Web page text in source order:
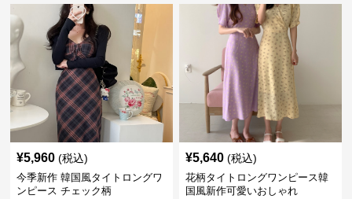
¥5,960 (税込)
今季新作 韓国風タイトロングワ
ンピース チェック柄
¥5,640 (税込)
花柄タイトロングワンピース韓
国風新作可愛いおしゃれ